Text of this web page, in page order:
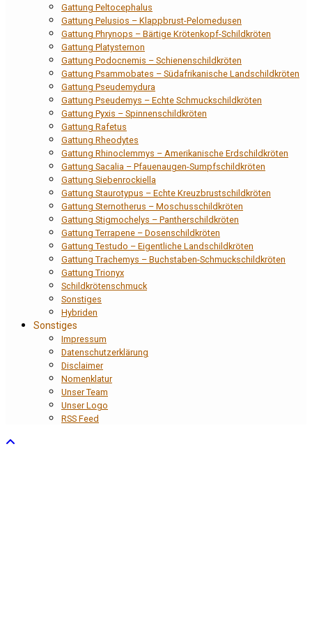
Gattung Peltocephalus
Gattung Pelusios – Klappbrust-Pelomedusen
Gattung Phrynops – Bärtige Krötenkopf-Schildkröten
Gattung Platysternon
Gattung Podocnemis – Schienenschildkröten
Gattung Psammobates – Südafrikanische Landschildkröten
Gattung Pseudemydura
Gattung Pseudemys – Echte Schmuckschildkröten
Gattung Pyxis – Spinnenschildkröten
Gattung Rafetus
Gattung Rheodytes
Gattung Rhinoclemmys – Amerikanische Erdschildkröten
Gattung Sacalia – Pfauenaugen-Sumpfschildkröten
Gattung Siebenrockiella
Gattung Staurotypus – Echte Kreuzbrustschildkröten
Gattung Sternotherus – Moschusschildkröten
Gattung Stigmochelys – Pantherschildkröten
Gattung Terrapene – Dosenschildkröten
Gattung Testudo – Eigentliche Landschildkröten
Gattung Trachemys – Buchstaben-Schmuckschildkröten
Gattung Trionyx
Schildkrötenschmuck
Sonstiges
Hybriden
Sonstiges
Impressum
Datenschutzerklärung
Disclaimer
Nomenklatur
Unser Team
Unser Logo
RSS Feed